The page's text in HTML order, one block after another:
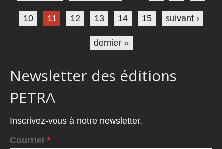
10 11 12 13 14 15 suivant ›
dernier »
Newsletter des éditions
PETRA
Inscrivez-vous à notre newsletter.
Courriel *